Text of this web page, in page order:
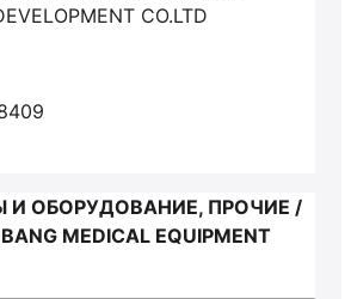
CO.LTD
И ОБОРУДОВАНИЕ, ПРОЧИЕ /
MEDICAL EQUIPMENT